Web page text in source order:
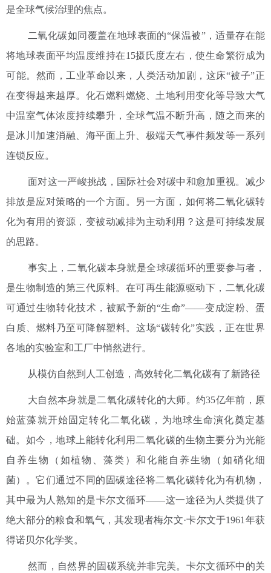
是全球气候治理的焦点。
二氧化碳如同覆盖在地球表面的“保温被”，适量存在能
将地球表面平均温度维持在15摄氏度左右，使生命繁衍成为
可能。然而，工业革命以来，人类活动加剧，这床“被子”正
在变得越来越厚。化石燃料燃烧、土地利用变化等导致大气
中温室气体浓度持续攀升，全球气温不断升高，随之而来的
是冰川加速消融、海平面上升、极端天气事件频发等一系列
连锁反应。
面对这一严峻挑战，国际社会对碳中和愈加重视。减少
排放是应对策略的一个方面。另一方面，如何将二氧化碳转
化为有用的资源，变被动减排为主动利用？这是可持续发展
的思路。
事实上，二氧化碳本身就是全球碳循环的重要参与者，
是生物制造的第三代原料。在可再生能源驱动下，二氧化碳
可通过生物转化技术，被赋予新的“生命”——变成淀粉、蛋
白质、燃料乃至可降解塑料。这场“碳转化”实践，正在世界
各地的实验室和工厂中悄然进行。
从模仿自然到人工创造，高效转化二氧化碳有了新路径
大自然本身就是二氧化碳转化的大师。约35亿年前，原
始蓝藻就开始固定转化二氧化碳，为地球生命演化奠定基
础。如今，地球上能转化利用二氧化碳的生物主要分为光能
自养生物（如植物、藻类）和化能自养生物（如硝化细
菌）。它们通过不同的固碳途径将二氧化碳转化为有机物，
其中最为人熟知的是卡尔文循环——这一途径为人类提供了
绝大部分的粮食和氧气，其发现者梅尔文·卡尔文于1961年获
得诺贝尔化学奖。
然而，自然界的固碳系统并非完美。卡尔文循环中的关